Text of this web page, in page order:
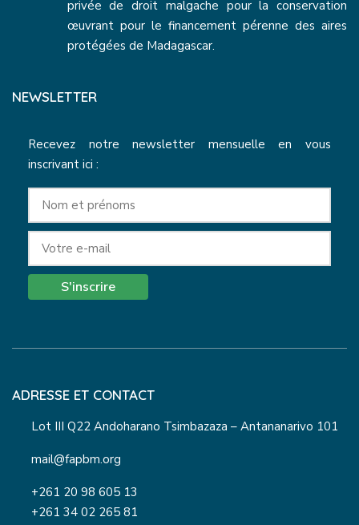
privée de droit malgache pour la conservation
œuvrant pour le financement pérenne des aires
protégées de Madagascar.
NEWSLETTER
Recevez notre newsletter mensuelle en vous
inscrivant ici :
S'inscrire
ADRESSE ET CONTACT
Lot III Q22 Andoharano Tsimbazaza – Antananarivo 101
mail@fapbm.org
+261 20 98 605 13
+261 34 02 265 81